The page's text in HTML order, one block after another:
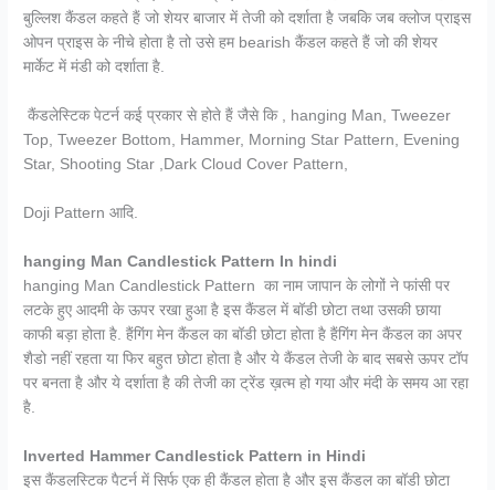
बुल्लिश कैंडल कहते हैं जो शेयर बाजार में तेजी को दर्शाता है जबकि जब क्लोज प्राइस
ओपन प्राइस के नीचे होता है तो उसे हम bearish कैंडल कहते हैं जो की शेयर
मार्केट में मंडी को दर्शाता है.
कैंडलेस्टिक पेटर्न कई प्रकार से होते हैं जैसे कि , hanging Man, Tweezer
Top, Tweezer Bottom, Hammer, Morning Star Pattern, Evening
Star, Shooting Star ,Dark Cloud Cover Pattern,
Doji Pattern आदि.
hanging Man Candlestick Pattern In hindi
hanging Man Candlestick Pattern का नाम जापान के लोगों ने फांसी पर
लटके हुए आदमी के ऊपर रखा हुआ है इस कैंडल में बॉडी छोटा तथा उसकी छाया
काफी बड़ा होता है. हैंगिंग मेन कैंडल का बॉडी छोटा होता है हैंगिंग मेन कैंडल का अपर
शैडो नहीं रहता या फिर बहुत छोटा होता है और ये कैंडल तेजी के बाद सबसे ऊपर टॉप
पर बनता है और ये दर्शाता है की तेजी का ट्रेंड ख़त्म हो गया और मंदी के समय आ रहा
है.
Inverted Hammer Candlestick Pattern in Hindi
इस कैंडलस्टिक पैटर्न में सिर्फ एक ही कैंडल होता है और इस कैंडल का बॉडी छोटा